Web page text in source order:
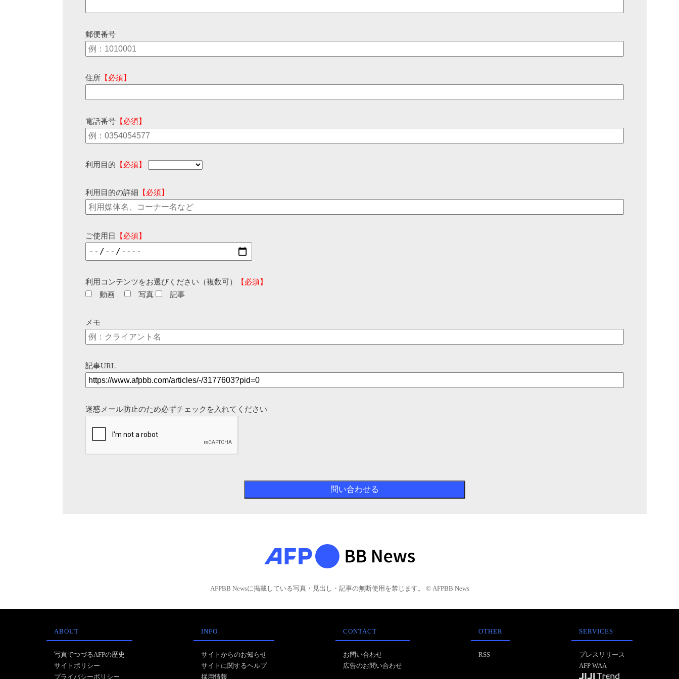
郵便番号
住所 【必須】
電話番号 【必須】
利用目的 【必須】
利用目的の詳細 【必須】
ご使用日 【必須】
利用コンテンツをお選びください（複数可）
【必須】
動画
写真 記事
メモ
記事URL
迷惑メール防止のため必ずチェックを入れてください
AFPBB Newsに掲載している写真・見出し・記事の無断使用を禁じます。 © AFPBB News
ABOUT
写真でつづるAFPの歴史
サイトポリシー
プライバシーポリシー
INFO
サイトからのお知らせ
サイトに関するヘルプ
採用情報
CONTACT
お問い合わせ
広告のお問い合わせ
OTHER
RSS
SERVICES
プレスリリース
AFP WAA